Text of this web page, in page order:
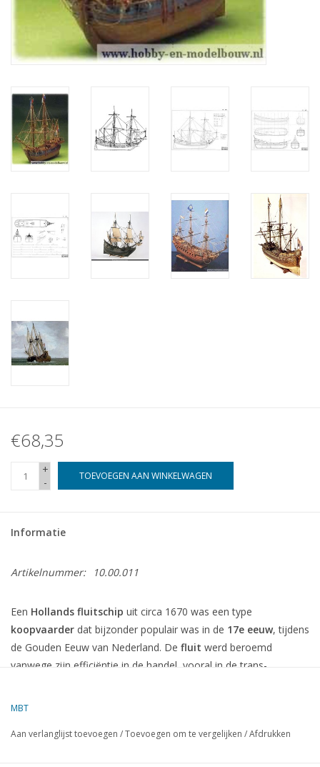
Bouwbeschrijvingen
€68,35
+
-
TOEVOEGEN AAN WINKELWAGEN
Informatie
Artikelnummer: 10.00.011
Een Hollands fluitschip uit circa 1670 was een type
koopvaarder dat bijzonder populair was in de 17e eeuw, tijdens
de Gouden Eeuw van Nederland. De fluit werd beroemd
vanwege zijn efficiëntie in de handel, vooral in de trans-
MBT
Aan verlanglijst toevoegen /Toevoegen om te vergelijken /Afdrukken